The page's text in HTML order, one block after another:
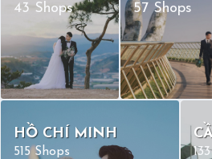
43 Shops
57 Shops
HỒ CHÍ MINH
515 Shops